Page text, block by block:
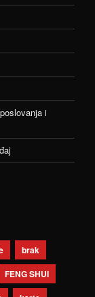
i
brak
FENG SHUI